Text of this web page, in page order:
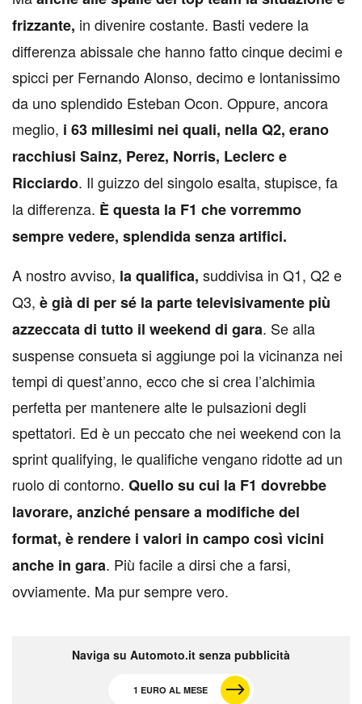
frizzante, in divenire costante. Basti vedere la
differenza abissale che hanno fatto cinque decimi e
spicci per Fernando Alonso, decimo e lontanissimo
da uno splendido Esteban Ocon. Oppure, ancora
meglio, i 63 millesimi nei quali, nella Q2, erano
racchiusi Sainz, Perez, Norris, Leclerc e
Ricciardo. Il guizzo del singolo esalta, stupisce, fa
la differenza. È questa la F1 che vorremmo
sempre vedere, splendida senza artifici.
A nostro avviso, la qualifica, suddivisa in Q1, Q2 e
Q3, è già di per sé la parte televisivamente più
azzeccata di tutto il weekend di gara. Se alla
suspense consueta si aggiunge poi la vicinanza nei
tempi di quest’anno, ecco che si crea l’alchimia
perfetta per mantenere alte le pulsazioni degli
spettatori. Ed è un peccato che nei weekend con la
sprint qualifying, le qualifiche vengano ridotte ad un
ruolo di contorno. Quello su cui la F1 dovrebbe
lavorare, anziché pensare a modifiche del
format, è rendere i valori in campo così vicini
anche in gara. Più facile a dirsi che a farsi,
ovviamente. Ma pur sempre vero.
Naviga su Automoto.it senza pubblicità
1 EURO AL MESE